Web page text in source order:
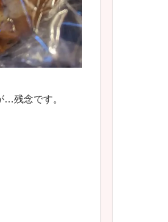
…残念です。